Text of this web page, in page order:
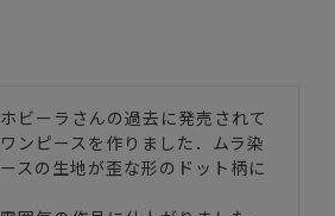
ビーラさんの過去に発売されて
ンピースを作りました．ムラ染
スの生地が歪な形のドット柄に